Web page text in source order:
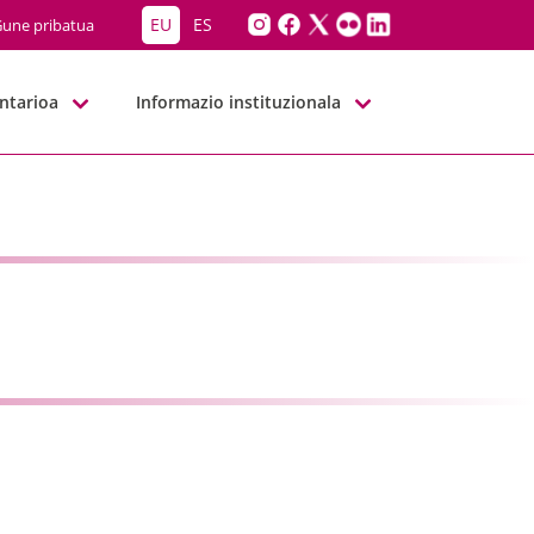
pribatua EU ES
Informazio instituzionala